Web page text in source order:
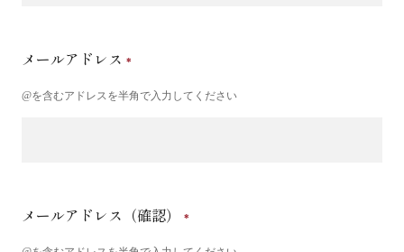
メールアドレス
@を含むアドレスを半角で入力してください
メールアドレス（確認）